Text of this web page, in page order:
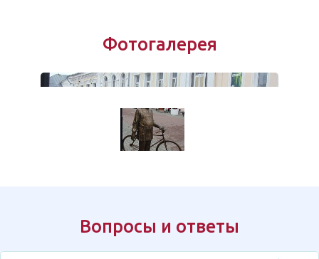
Фотогалерея
Вопросы и ответы